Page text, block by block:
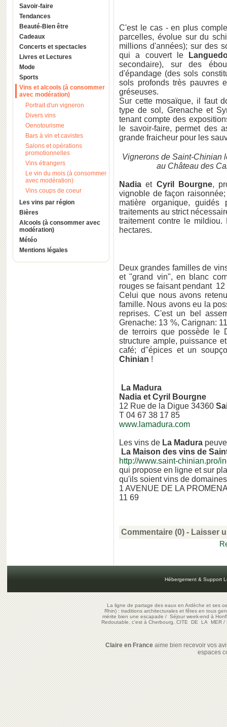
Savoir-faire
Tendances
Beauté-Bien être
Cadeaux
Concerts et spectacles
Livres et Lectures
Mode
Sports
Vins et alcools (à consommer
avec modération)
Portrait d'un vigneron
Divers vins
Oenotourisme
Bars à vin et cavistes
Salons et opérations
promotionnelles
Vins étrangers
Le vin du mois (à consommer
avec modération)
Vins coups de coeur
Les vins par région
Bières
Alcools (à consommer avec
modération)
Météo
Mentions légales
C'est le cas - en plus
parcelles, évolue sur du
millions d'années); sur des
qui a couvert le
secondaire), sur des
d'épandage (des sols
sols profonds très pauvres
gréseuses.
Sur cette mosaïque, il faut
type de sol, Grenache et
tenant compte des
le savoir-faire, permet des
grande fraicheur pour les
Vignerons de Saint-Chinian
au Château des
Nadia et Cyril Bourgne,
vignoble de façon
matière organique,
traitements au strict
traitement contre le
hectares.
Deux grandes familles de
et "grand vin", en blanc
rouges se faisant pendant
Celui que nous avons
famille. Nous avons eu la
reprises. C'est un bel
Grenache: 13 %, Carignan:
de terroirs que possède le
structure ample, puissance
café; d"épices et un
Chinian !
La Madura
Nadia et Cyril Bourgne
12 Rue de la Digue 34360
T 04 67 38 17 85
www.lamadura.com
Les vins de La Madura
La Maison des vins de
http://www.saint-chinian.pro/
qui propose en ligne et sur
qu'ils soient vins de
1 AVENUE DE LA
11 69
Commentaire (0) - Laisser
Hébergement & Support
La ligne de partage des eaux en Ardèche et ses
Rhin) : traditions architecturales et fêtes en tous
mérite bien une escapade/Séjour week-end à
Redoutable, c'est à Cherbourg, CITE DE LA MER/
Claire en Franceaime bien recevoir vos
espaces